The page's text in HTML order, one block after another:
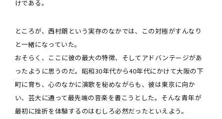
けである。
ところが、西村朗という実存のなかでは、この対極がすんなり
と一緒になっていた。
おそらく、ここに彼の最大の特徴、そしてアドバンテージがあ
ったように思うのだ。昭和30年代から40年代にかけて大阪の下
町に育ち、心のなかに演歌を秘めながらも、彼は東京に向か
い、芸大に通って最先端の音楽を書こうとした。そんな青年が
最初に挫折を体験するのはむしろ必然だったといえよう。